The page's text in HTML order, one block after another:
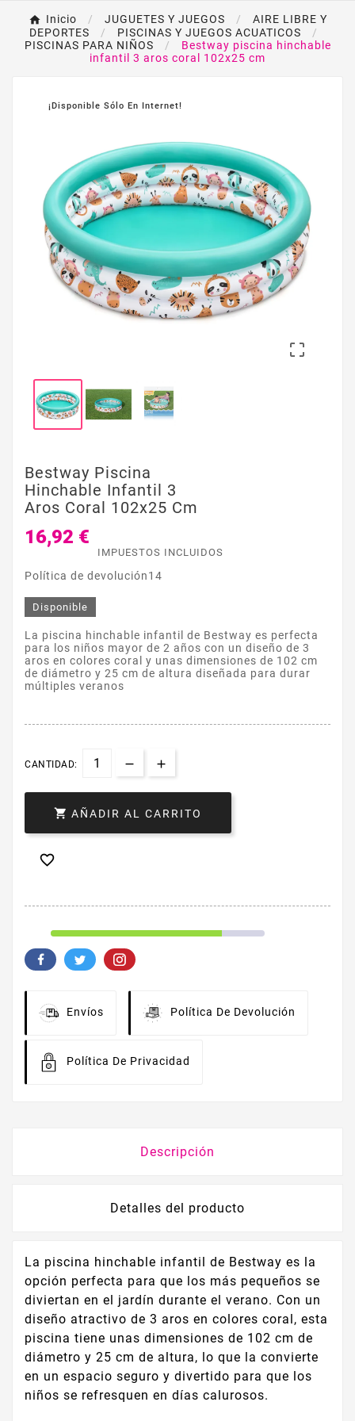
Inicio JUGUETES Y JUEGOS
AIRE LIBRE Y
DEPORTES
PISCINAS Y JUEGOS ACUATICOS
PISCINAS PARA NIÑOS
Bestway piscina hinchable
infantil 3 aros coral 102x25 cm
¡Disponible Sólo En Internet!

Bestway Piscina
Hinchable Infantil 3
Aros Coral 102x25 Cm
16,92 €
IMPUESTOS INCLUIDOS
Política de devolución14
Disponible
La piscina hinchable infantil de Bestway es perfecta
para los niños mayor de 2 años con un diseño de 3
aros en colores coral y unas dimensiones de 102 cm
de diámetro y 25 cm de altura diseñada para durar
múltiples veranos
CANTIDAD:
 AÑADIR AL CARRITO

Envíos Política De Devolución
Política De Privacidad
Descripción
Detalles del producto
La piscina hinchable infantil de Bestway es la
opción perfecta para que los más pequeños se
diviertan en el jardín durante el verano. Con un
diseño atractivo de 3 aros en colores coral, esta
piscina tiene unas dimensiones de 102 cm de
diámetro y 25 cm de altura, lo que la convierte
en un espacio seguro y divertido para que los
niños se refresquen en días calurosos.